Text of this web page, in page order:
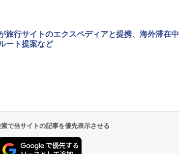
旅行サイトのエクスペディアと提携、海外滞在中
ート提案など
で当サイトの記事を優先表示させる